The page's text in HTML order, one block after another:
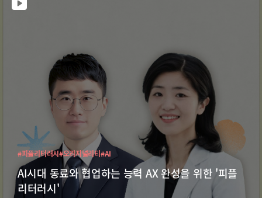
AI시대 동료와 협업하는 능력 AX 완성을 위한 '피플
리터러시'
#피플리터러시#오리지널리티#AI